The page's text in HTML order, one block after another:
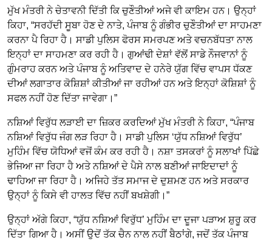
ਮੁੱਖ ਮੰਤਰੀ ਨੇ ਚੇਤਾਵਨੀ ਦਿੱਤੀ ਕਿ ਚੁਣੌਤੀਆਂ ਅਜੇ ਵੀ ਕਾਇਮ ਹਨ। ਉਨ੍ਹਾਂ
ਕਿਹਾ, “ਸਰਹੱਦੀ ਸੂਬਾ ਹੋਣ ਦੇ ਨਾਤੇ, ਪੰਜਾਬ ਨੂੰ ਗੰਭੀਰ ਚੁਣੌਤੀਆਂ ਦਾ ਸਾਹਮਣਾ
ਕਰਨਾ ਪੈ ਰਿਹਾ ਹੈ। ਸਾਡੀ ਪੁਲਿਸ ਫੋਰਸ ਸਮਰਪਣ ਅਤੇ ਵਚਨਬੱਧਤਾ ਨਾਲ
ਇਨ੍ਹਾਂ ਦਾ ਸਾਹਮਣਾ ਕਰ ਰਹੀ ਹੈ। ਗੁਆਂਢੀ ਦੇਸ਼ਾਂ ਵੱਲੋਂ ਸਾਡੇ ਨੌਜਵਾਨਾਂ ਨੂੰ
ਗੁੰਮਰਾਹ ਕਰਨ ਅਤੇ ਪੰਜਾਬ ਨੂੰ ਅਤਿਵਾਦ ਦੇ ਹਨੇਰੇ ਯੁੱਗ ਵਿੱਚ ਵਾਪਸ ਧੱਕਣ
ਦੀਆਂ ਲਗਾਤਾਰ ਕੋਸ਼ਿਸ਼ਾਂ ਕੀਤੀਆਂ ਜਾ ਰਹੀਆਂ ਹਨ ਅਤੇ ਇਨ੍ਹਾਂ ਕੋਸ਼ਿਸ਼ਾਂ ਨੂੰ
ਸਫਲ ਨਹੀਂ ਹੋਣ ਦਿੱਤਾ ਜਾਵੇਗਾ।”
ਨਸ਼ਿਆਂ ਵਿਰੁੱਧ ਲੜਾਈ ਦਾ ਜ਼ਿਕਰ ਕਰਦਿਆਂ ਮੁੱਖ ਮੰਤਰੀ ਨੇ ਕਿਹਾ, “ਪੰਜਾਬ
ਨਸ਼ਿਆਂ ਵਿਰੁੱਧ ਜੰਗ ਲੜ ਰਿਹਾ ਹੈ। ਸਾਡੀ ਪੁਲਿਸ ‘ਯੁੱਧ ਨਸ਼ਿਆਂ ਵਿਰੁੱਧ’
ਮੁਹਿੰਮ ਵਿੱਚ ਯੋਧਿਆਂ ਵਜੋਂ ਕੰਮ ਕਰ ਰਹੀ ਹੈ। ਨਸ਼ਾ ਤਸਕਰਾਂ ਨੂੰ ਸਲਾਖਾਂ ਪਿੱਛੇ
ਭੇਜਿਆ ਜਾ ਰਿਹਾ ਹੈ ਅਤੇ ਨਸ਼ਿਆਂ ਦੇ ਪੈਸੇ ਨਾਲ ਬਣੀਆਂ ਜਾਇਦਾਦਾਂ ਨੂੰ
ਢਾਹਿਆ ਜਾ ਰਿਹਾ ਹੈ। ਅਜਿਹੇ ਤੱਤ ਸਮਾਜ ਦੇ ਦੁਸ਼ਮਣ ਹਨ ਅਤੇ ਸਰਕਾਰ
ਉਨ੍ਹਾਂ ਨੂੰ ਕਿਸੇ ਵੀ ਹਾਲਤ ਵਿੱਚ ਨਹੀਂ ਬਖਸ਼ੇਗੀ।”
ਉਨ੍ਹਾਂ ਅੱਗੇ ਕਿਹਾ, “ਯੁੱਧ ਨਸ਼ਿਆਂ ਵਿਰੁੱਧ’ ਮੁਹਿੰਮ ਦਾ ਦੂਜਾ ਪੜਾਅ ਸ਼ੁਰੂ ਕਰ
ਦਿੱਤਾ ਗਿਆ ਹੈ। ਅਸੀਂ ਉਦੋਂ ਤੱਕ ਚੈਨ ਨਾਲ ਨਹੀਂ ਬੈਠਾਂਗੇ, ਜਦੋਂ ਤੱਕ ਪੰਜਾਬ